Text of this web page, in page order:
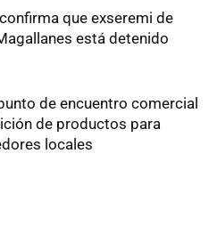
que exseremi de
está detenido
de encuentro comercial
de productos para
locales